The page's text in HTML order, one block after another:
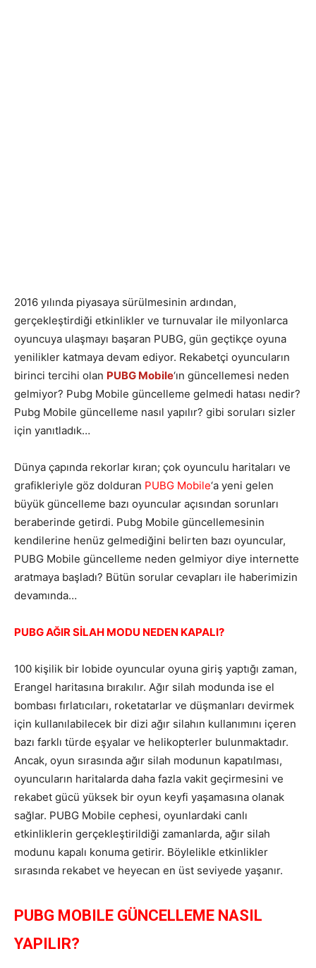
2016 yılında piyasaya sürülmesinin ardından,
gerçekleştirdiği etkinlikler ve turnuvalar ile milyonlarca
oyuncuya ulaşmayı başaran PUBG, gün geçtikçe oyuna
yenilikler katmaya devam ediyor. Rekabetçi oyuncuların
birinci tercihi olan PUBG Mobile‘ın güncellemesi neden
gelmiyor? Pubg Mobile güncelleme gelmedi hatası nedir?
Pubg Mobile güncelleme nasıl yapılır? gibi soruları sizler
için yanıtladık…
Dünya çapında rekorlar kıran; çok oyunculu haritaları ve
grafikleriyle göz dolduran PUBG Mobile‘a yeni gelen
büyük güncelleme bazı oyuncular açısından sorunları
beraberinde getirdi. Pubg Mobile güncellemesinin
kendilerine henüz gelmediğini belirten bazı oyuncular,
PUBG Mobile güncelleme neden gelmiyor diye internette
aratmaya başladı? Bütün sorular cevapları ile haberimizin
devamında…
PUBG AĞIR SİLAH MODU NEDEN KAPALI?
100 kişilik bir lobide oyuncular oyuna giriş yaptığı zaman,
Erangel haritasına bırakılır. Ağır silah modunda ise el
bombası fırlatıcıları, roketatarlar ve düşmanları devirmek
için kullanılabilecek bir dizi ağır silahın kullanımını içeren
bazı farklı türde eşyalar ve helikopterler bulunmaktadır.
Ancak, oyun sırasında ağır silah modunun kapatılması,
oyuncuların haritalarda daha fazla vakit geçirmesini ve
rekabet gücü yüksek bir oyun keyfi yaşamasına olanak
sağlar. PUBG Mobile cephesi, oyunlardaki canlı
etkinliklerin gerçekleştirildiği zamanlarda, ağır silah
modunu kapalı konuma getirir. Böylelikle etkinlikler
sırasında rekabet ve heyecan en üst seviyede yaşanır.
PUBG MOBILE GÜNCELLEME NASIL
YAPILIR?